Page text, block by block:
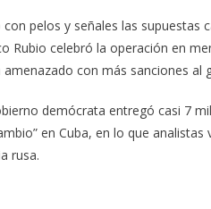
pelos y señales las supuestas
Rubio celebró la operación en
con más sanciones al
demócrata entregó casi 7
en Cuba, en lo que
rusa.